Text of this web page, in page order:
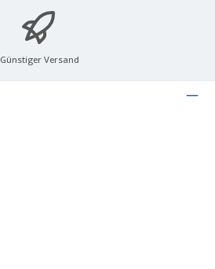
Günstiger Versand